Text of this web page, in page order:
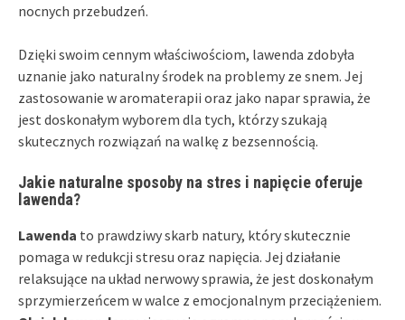
nocnych przebudzeń.
Dzięki swoim cennym właściwościom, lawenda zdobyła
uznanie jako naturalny środek na problemy ze snem. Jej
zastosowanie w aromaterapii oraz jako napar sprawia, że
jest doskonałym wyborem dla tych, którzy szukają
skutecznych rozwiązań na walkę z bezsennością.
Jakie naturalne sposoby na stres i napięcie oferuje
lawenda?
Lawenda to prawdziwy skarb natury, który skutecznie
pomaga w redukcji stresu oraz napięcia. Jej działanie
relaksujące na układ nerwowy sprawia, że jest doskonałym
sprzymierzeńcem w walce z emocjonalnym przeciążeniem.